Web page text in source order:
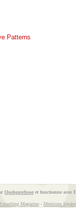
Patterns
Quelquechose et fonctionne avec
Smashing Magazine - Mentions légales